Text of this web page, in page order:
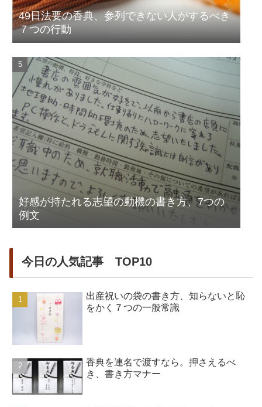
49日法要の香典、参列できない人がするべき
７つの行動
好感が持たれる志望の動機の書き方、7つの
例文
今日の人気記事 TOP10
出産祝いの袋の書き方、知らないと恥
をかく７つの一般常識
香典を連名で渡すなら。押さえるべ
き、書き方マナー